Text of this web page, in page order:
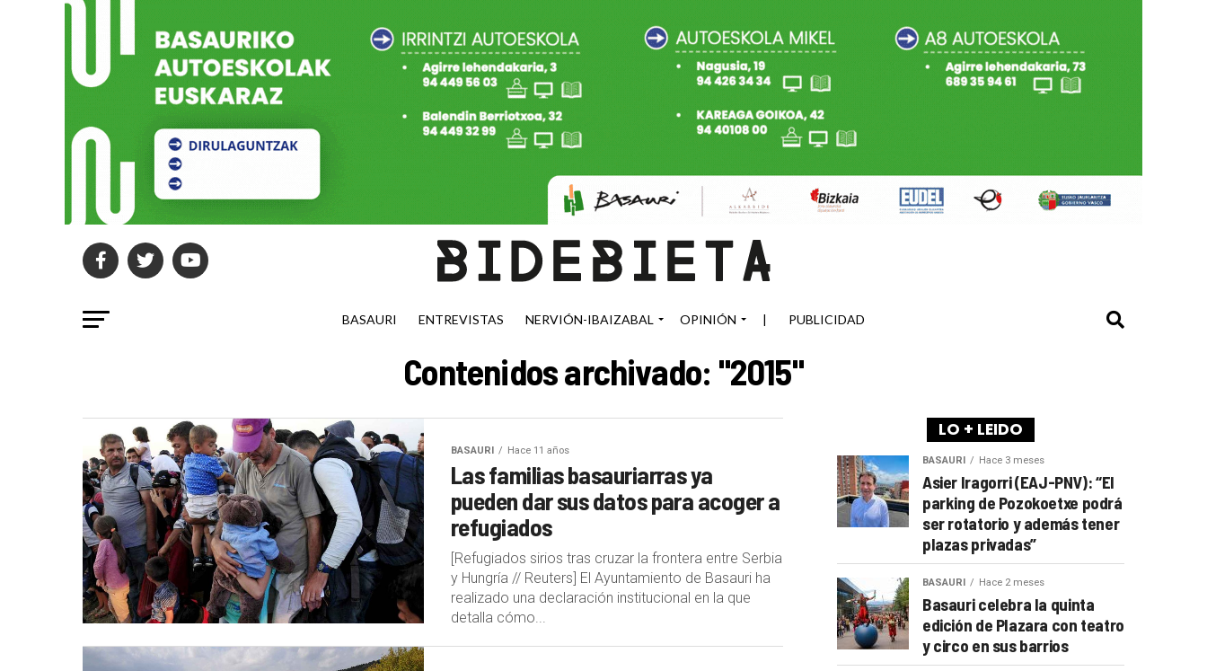
BASAURI ENTREVISTAS NERVIÓN-IBAIZABAL OPINIÓN | PUBLICIDAD
Contenidos archivado: "2015"
BASAURI Hace 11 años
Las familias basauriarras ya
pueden dar sus datos para acoger a
refugiados
[Refugiados sirios tras cruzar la frontera entre Serbia
y Hungría // Reuters] El Ayuntamiento de Basauri ha
realizado una declaración institucional en la que
detalla cómo...
LO + LEIDO
BASAURI Hace 3 meses
Asier Iragorri (EAJ-PNV): “El
parking de Pozokoetxe podrá
ser rotatorio y además tener
plazas privadas”
BASAURI Hace 2 meses
Basauri celebra la quinta
edición de Plazara con teatro
y circo en sus barrios